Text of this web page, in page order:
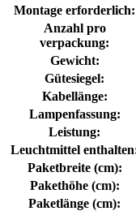
Montage erforderlich:
Anzahl pro
verpackung:
Gewicht:
Gütesiegel:
Kabellänge:
Lampenfassung:
Leistung:
Leuchtmittel
Paketbreite (cm):
Pakethöhe (cm):
Paketlänge (cm):